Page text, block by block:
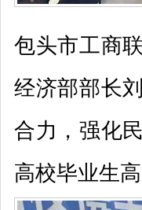
包头市工商
经济部部长
合力，强化
高校毕业生高